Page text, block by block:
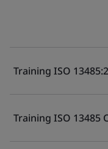
Training ISO
Training ISO 13485